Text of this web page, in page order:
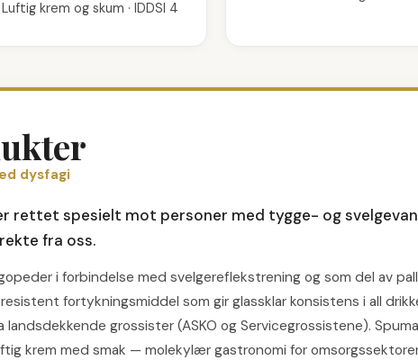
Luftig krem og skum · IDDSI 4
Produkter for
dysfagi
rettet spesielt mot personer med tygge- og
fra oss.
i forbindelse med svelgereflekstrening og som del av
fortykningsmiddel som gir glassklar konsistens i all
grossister (ASKO og Servicegrossistene).
krem med smak — molekylær gastronomi for